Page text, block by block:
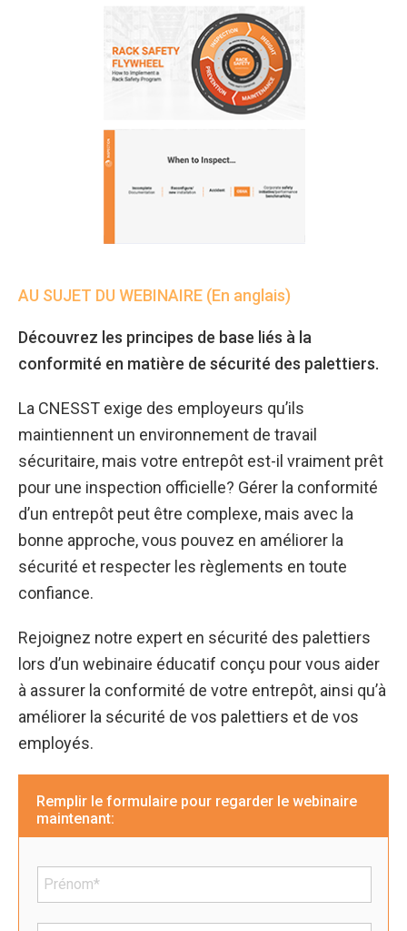
AU SUJET DU WEBINAIRE (En anglais)
Découvrez les principes de base liés à la
conformité en matière de sécurité des palettiers.
La CNESST exige des employeurs qu’ils
maintiennent un environnement de travail
sécuritaire, mais votre entrepôt est-il vraiment prêt
pour une inspection officielle? Gérer la conformité
d’un entrepôt peut être complexe, mais avec la
bonne approche, vous pouvez en améliorer la
sécurité et respecter les règlements en toute
confiance.
Rejoignez notre expert en sécurité des palettiers
lors d’un webinaire éducatif conçu pour vous aider
à assurer la conformité de votre entrepôt, ainsi qu’à
améliorer la sécurité de vos palettiers et de vos
employés.
Remplir le formulaire pour regarder le webinaire
maintenant: